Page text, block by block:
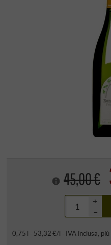
45,00 €
+
–
0,75 l · 53,32 €/l · IVA inclusa , più